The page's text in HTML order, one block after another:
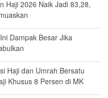
Haji 2026 Naik Jadi 83,28,
Dampak Besar Jika
Haji dan Umrah Bersatu
Khusus 8 Persen di MK